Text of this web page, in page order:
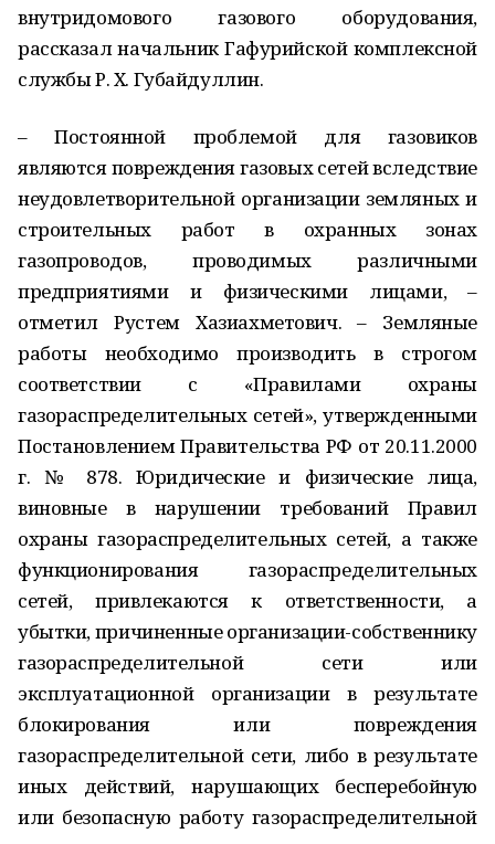
внутридомового газового оборудования,
рассказал начальник Гафурийской комплексной
службы Р. Х. Губайдуллин.
– Постоянной проблемой для газовиков
являются повреждения газовых сетей вследствие
неудовлетворительной организации земляных и
строительных работ в охранных зонах
газопроводов, проводимых различными
предприятиями и физическими лицами, –
отметил Рустем Хазиахметович. – Земляные
работы необходимо производить в строгом
соответствии с «Правилами охраны
газораспределительных сетей», утвержденными
Постановлением Правительства РФ от 20.11.2000
г. № 878. Юридические и физические лица,
виновные в нарушении требований Правил
охраны газораспределительных сетей, а также
функционирования газораспределительных
сетей, привлекаются к ответственности, а
убытки, причиненные организации-собственнику
газораспределительной сети или
эксплуатационной организации в результате
блокирования или повреждения
газораспределительной сети, либо в результате
иных действий, нарушающих бесперебойную
или безопасную работу газораспределительной